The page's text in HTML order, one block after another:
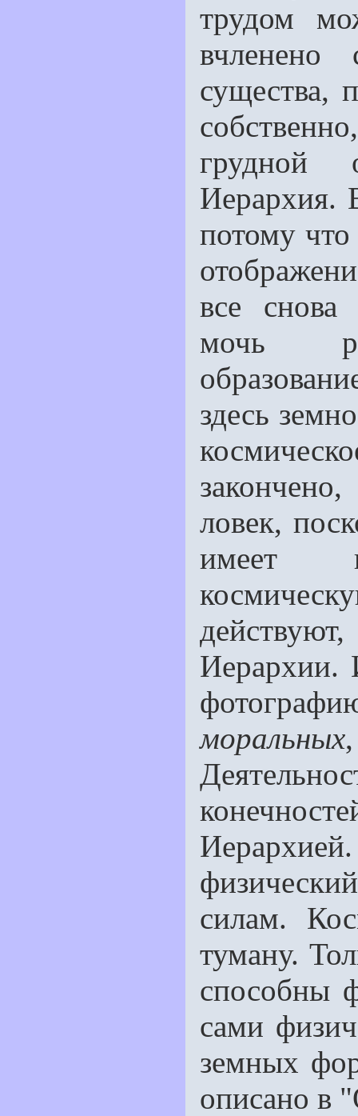
трудом
существа,
грудной
Иерархия.
потому
все снова
мочь
здесь
ловек,
имеет
Иерархии.
моральных
силам.
туману.
способны
сами
земных
описано в